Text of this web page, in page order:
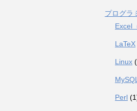
プログラ
Excel
LaTeX
Linux
MySQL
Perl